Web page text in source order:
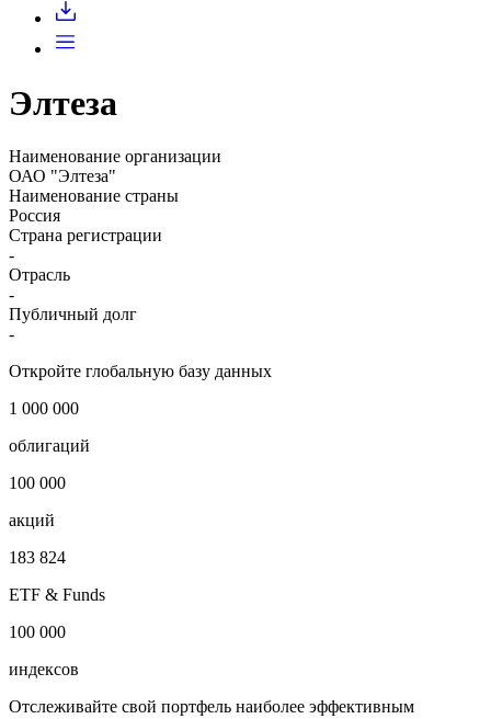
Элтеза
Наименование организации
Наименование страны
Страна регистрации
-
-
Откройте глобальную базу данных
1 000 000
облигаций
100 000
акций
183 824
ETF & Funds
100 000